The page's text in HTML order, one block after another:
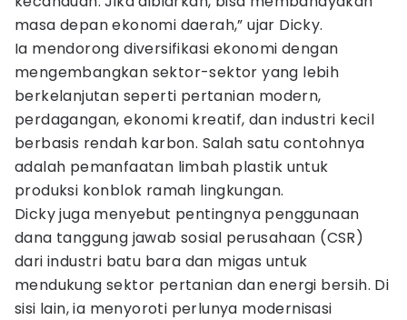
masa depan ekonomi daerah,” ujar Dicky.
Ia mendorong diversifikasi ekonomi dengan
mengembangkan sektor-sektor yang lebih
berkelanjutan seperti pertanian modern,
perdagangan, ekonomi kreatif, dan industri kecil
berbasis rendah karbon. Salah satu contohnya
adalah pemanfaatan limbah plastik untuk
produksi konblok ramah lingkungan.
Dicky juga menyebut pentingnya penggunaan
dana tanggung jawab sosial perusahaan (CSR)
dari industri batu bara dan migas untuk
mendukung sektor pertanian dan energi bersih. Di
sisi lain, ia menyoroti perlunya modernisasi